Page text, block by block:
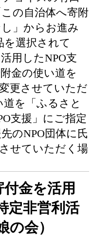
の自治体へ寄附
」からお進み
を選択されて
用したNPO支
金の使い道を
更させていただ
を「ふるさと
支援」にご指定
のNPO団体に氏
せていただく場
金を活用
定非営利活
会）